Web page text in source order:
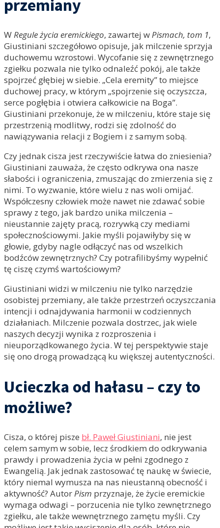
przemiany
WRegule życia eremickiego, zawartej wPismach, tom 1,
Giustiniani szczegółowo opisuje, jak milczenie sprzyja
duchowemu wzrostowi. Wycofanie się z zewnętrznego
zgiełku pozwala nie tylko odnaleźć pokój, ale także
spojrzeć głębiej w siebie. „Cela eremity” to miejsce
duchowej pracy, w którym „spojrzenie się oczyszcza,
serce pogłębia i otwiera całkowicie na Boga”.
Giustiniani przekonuje, że w milczeniu, które staje się
przestrzenią modlitwy, rodzi się zdolność do
nawiązywania relacji z Bogiem i z samym sobą.
Czy jednak cisza jest rzeczywiście łatwa do zniesienia?
Giustiniani zauważa, że często odkrywa ona nasze
słabości i ograniczenia, zmuszając do zmierzenia się z
nimi. To wyzwanie, które wielu z nas woli omijać.
Współczesny człowiek może nawet nie zdawać sobie
sprawy z tego, jak bardzo unika milczenia –
nieustannie zajęty pracą, rozrywką czy mediami
społecznościowymi. Jakie myśli pojawiłyby się w
głowie, gdyby nagle odłączyć nas od wszelkich
bodźców zewnętrznych? Czy potrafilibyśmy wypełnić
tę ciszę czymś wartościowym?
Giustiniani widzi w milczeniu nie tylko narzędzie
osobistej przemiany, ale także przestrzeń oczyszczania
intencji i odnajdywania harmonii w codziennych
działaniach. Milczenie pozwala dostrzec, jak wiele
naszych decyzji wynika z rozproszenia i
nieuporządkowanego życia. W tej perspektywie staje
się ono drogą prowadzącą ku większej autentyczności.
Ucieczka od hałasu – czy to
możliwe?
Cisza, o której pisze bł. Paweł Giustiniani, nie jest
celem samym w sobie, lecz środkiem do odkrywania
prawdy i prowadzenia życia w pełni zgodnego z
Ewangelią. Jak jednak zastosować tę naukę w świecie,
który niemal wymusza na nas nieustanną obecność i
aktywność? AutorPism przyznaje, że życie eremickie
wymaga odwagi – porzucenia nie tylko zewnętrznego
zgiełku, ale także wewnętrznego zamętu myśli. Czy